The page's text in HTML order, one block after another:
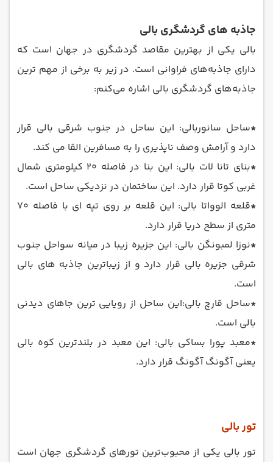
جاذبه های گردشگری بالی
بالی یکی از بهترین مقاصد گردشگری در جهان است که
دارای جاذبه‌های فراوانی است. در زیر به برخی از مهم‌ ترین
جاذبه‌های گردشگری بالی اشاره می‌کنم:
*ساحل سانوربالی: این ساحل در جنوب شرقی بالی قرار
دارد و آرامش وصف ناپذیری را به مسافرین القا می کند.
*
بنای تانا لات بالی: این بنا در فاصله 20 کیلومتری شمال
غربی کوتا قرار دارد. این ساختمان در نزدیکی ساحل است.
*
قلعه الوواتا بالی: این قلعه بر روی تپه ای با فاصله 70
متری از سطح دریا قرار دارد.
*نوزا لمبونگن بالی: این جزیره زیبا در میانه سواحل جنوب
شرقی جزیره بالی قرار دارد و از زیباترین جاذبه های بالی
است.
*ساحل قارچ بالی:این ساحل از رویایی ترین جاهای دیدنی
بالی است.
*معبد پورا بساکی بالی: این معبد در بلندترین کوه بالی
یعنی آگونگ آگونگ قرار دارد.
تور بالی
تور بالی یکی از محبوب‌ترین تورهای گردشگری جهان است